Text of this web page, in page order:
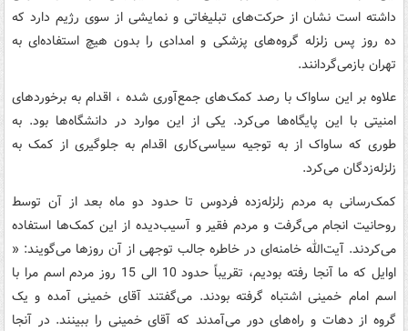
داشته است نشان از حرکت‌های تبلیغاتی و نمایشی از سوی رژیم دارد که
ده روز پس زلزله گروه‌های پزشکی و امدادی را بدون هیچ استفاده‌ای به
تهران بازمی‌گردانند.
علاوه بر این ساواک با رصد کمک‌های جمع‌آوری شده ، اقدام به برخوردهای
امنیتی با این پایگاه‌ها می‌کرد. یکی از این موارد در دانشگاه‌ها بود. به
طوری که ساواک از به توجیه سیاسی‌کاری اقدام به جلوگیری از کمک به
زلزله‌زدگان می‌کرد.
کمک‌رسانی به مردم زلزله‌زده فردوس تا حدود دو ماه بعد از آن توسط
روحانیت انجام می‌گرفت و مردم فقیر و آسیب‌دیده از این کمک‌ها استفاده
می‌کردند. آیت‌الله خامنه‌ای در خاطره جالب توجهی از آن روزها می‌گویند: «
اوایل که ما آنجا رفته بودیم، تقریباً حدود 10 الی 15 روز مردم اسم مرا با
اسم امام خمینی اشتباه گرفته بودند. می‌گفتند آقای خمینی آمده و یک
گروه از دهات و راه‌های دور می‌آمدند که آقای خمینی را ببینند. در آنجا